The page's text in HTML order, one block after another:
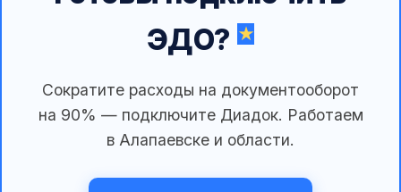
ЭДО?
Сократите расходы на документооборот
на 90% — подключите Диадок. Работаем
в Алапаевске и области.